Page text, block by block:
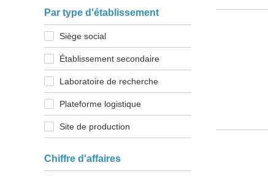
Par type d'établissement
Siège social
Établissement secondaire
Laboratoire de recherche
Plateforme logistique
Site de production
Chiffre d'affaires